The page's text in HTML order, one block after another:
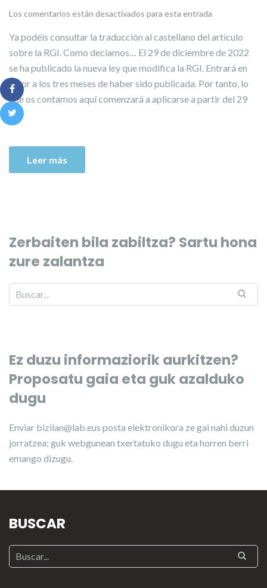
Los comentarios están desactivados para esta entrada
Ya podéis consultar la traducción al castellano del artículo
sobre la RGI. Como decíamos… El 29 de diciembre de 2022
se ha publicado la nueva ley que modifica la RGI. Entrará en
vigor a los tres meses de haber sido publicada. Por tanto, lo
que os contamos aquí comenzará a aplicarse a partir del 29
[…]
Leer más
Zerbaiten bila zabiltza? Sartu hona
zure zalantza
Ez duzu informaziorik aurkitzen?
Proposatu gaia eta guk azalduko
dugu
Enviar bizilan@lab.eus posta elektronikora ze gai nahi duzun
jorratzea; guk webgunean txertatuko dugu eta horren berri
emango dizugu.
BUSCAR